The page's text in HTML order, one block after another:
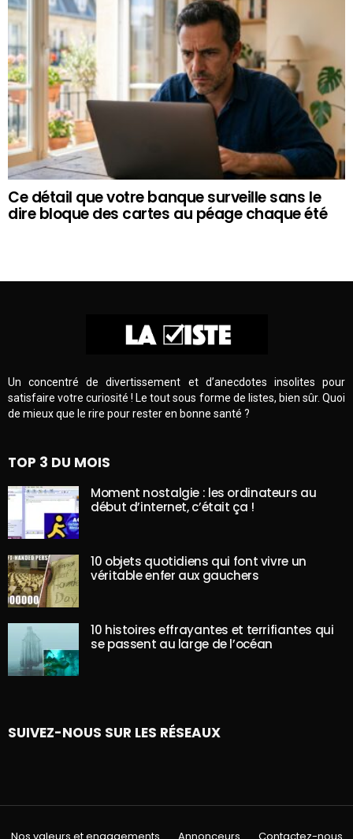
Ce détail que votre banque surveille sans le
dire bloque des cartes au péage chaque été
Un concentré de divertissement et d’anecdotes insolites pour
satisfaire votre curiosité ! Le tout sous forme de listes, bien sûr. Quoi
de mieux que le rire pour rester en bonne santé ?
TOP 3 DU MOIS
Moment nostalgie : les ordinateurs au
début d’internet, c’était ça !
10 objets quotidiens qui font vivre un
véritable enfer aux gauchers
10 histoires effrayantes et terrifiantes qui
se passent au large de l’océan
SUIVEZ-NOUS SUR LES RÉSEAUX